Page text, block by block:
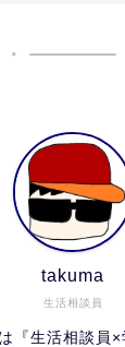
生活相談員
takuma
『生活相談員×